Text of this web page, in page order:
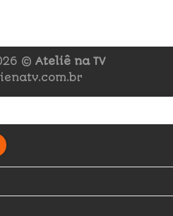
© Ateliê na TV